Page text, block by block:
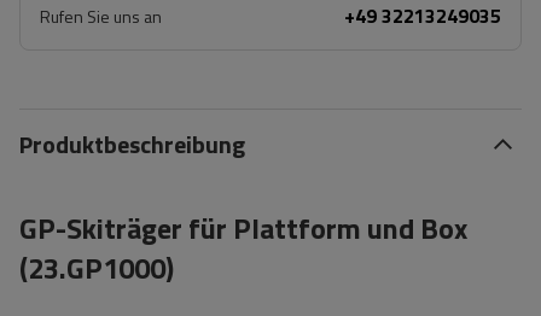
Rufen Sie uns an +49 32213249035
Produktbeschreibung
GP-Skiträger für Plattform und Box
(23.GP1000)